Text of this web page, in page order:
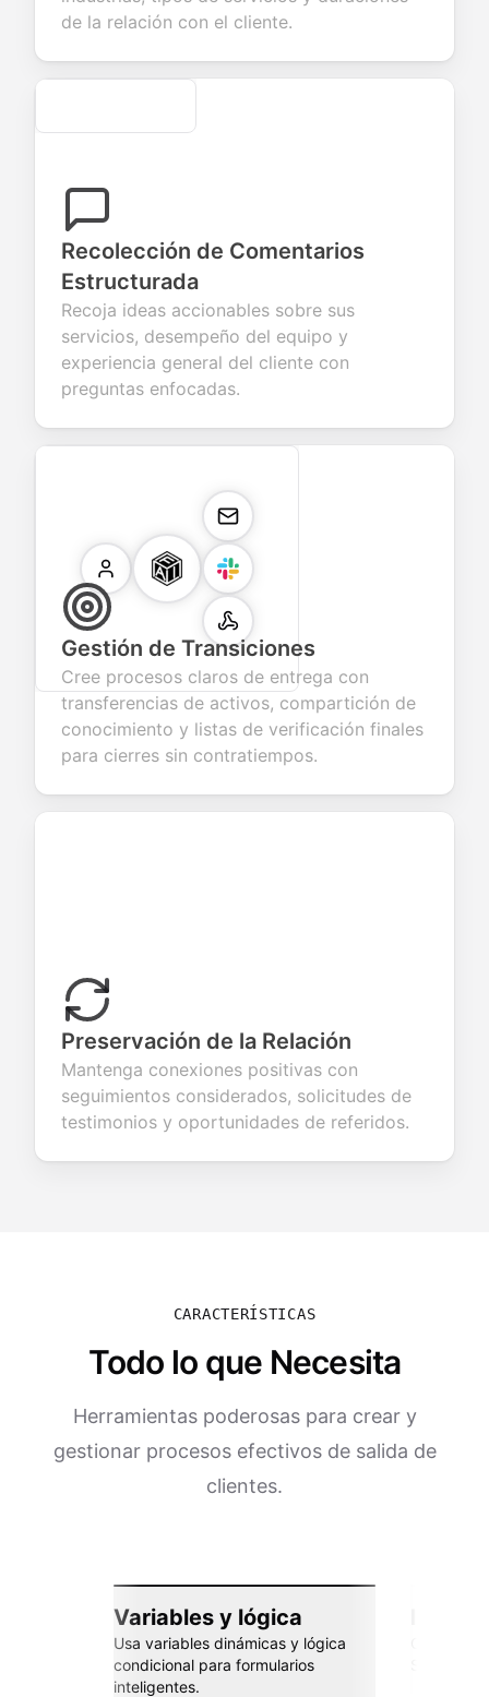
de la relación con el cliente.
Secure
Recolección de Comentarios
Estructurada
Recoja ideas accionables sobre sus
servicios, desempeño del equipo y
experiencia general del cliente con
preguntas enfocadas.
Gestión de Transiciones
Cree procesos claros de entrega con
transferencias de activos, compartición de
conocimiento y listas de verificación finales
para cierres sin contratiempos.
Preservación de la Relación
Mantenga conexiones positivas con
seguimientos considerados, solicitudes de
testimonios y oportunidades de referidos.
CARACTERÍSTICAS
Todo lo que Necesita
Herramientas poderosas para crear y
gestionar procesos efectivos de salida de
clientes.
Variables y lógica
Usa variables dinámicas y lógica
condicional para formularios
inteligentes.